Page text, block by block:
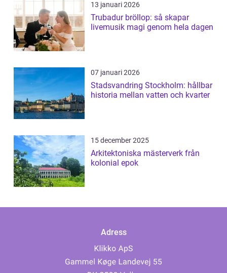
13 januari 2026
Trubadur bröllop: så skapar
livemusik magi genom hela dagen
07 januari 2026
Stadsvandring Stockholm: hållbar
historia mellan vatten och kvarter
15 december 2025
Arkitektoniska mästerverk från
kolonial epok
Adress